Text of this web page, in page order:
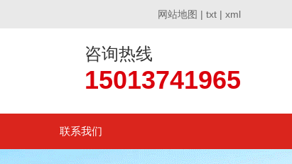
网站地图 | txt | xml
咨询热线
15013741965
联系我们